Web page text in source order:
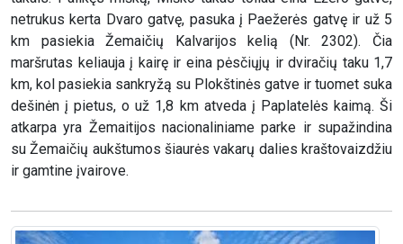
netrukus kerta Dvaro gatvę, pasuka į Paežerės gatvę ir už 5
km pasiekia Žemaičių Kalvarijos kelią (Nr. 2302). Čia
maršrutas keliauja į kairę ir eina pėsčiųjų ir dviračių taku 1,7
km, kol pasiekia sankryžą su Plokštinės gatve ir tuomet suka
dešinėn į pietus, o už 1,8 km atveda į Paplatelės kaimą. Ši
atkarpa yra Žemaitijos nacionaliniame parke ir supažindina
su Žemaičių aukštumos šiaurės vakarų dalies kraštovaizdžiu
ir gamtine įvairove.